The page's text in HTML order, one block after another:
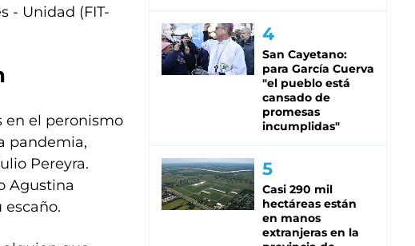
- Unidad (FIT-
en el peronismo
pandemia,
Pereyra.
Agustina
escaño.
San Cayetano:
para García Cuerva
"el pueblo está
cansado de
promesas
incumplidas"
Casi 290 mil
hectáreas están
en manos
extranjeras en la